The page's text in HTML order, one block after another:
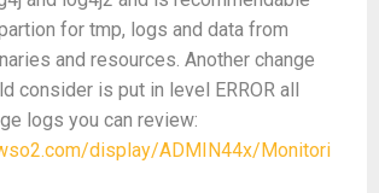
for tmp, logs and data from
and resources. Another change
consider is put in level ERROR all
logs you can review:
display/ADMIN44x/Monitori